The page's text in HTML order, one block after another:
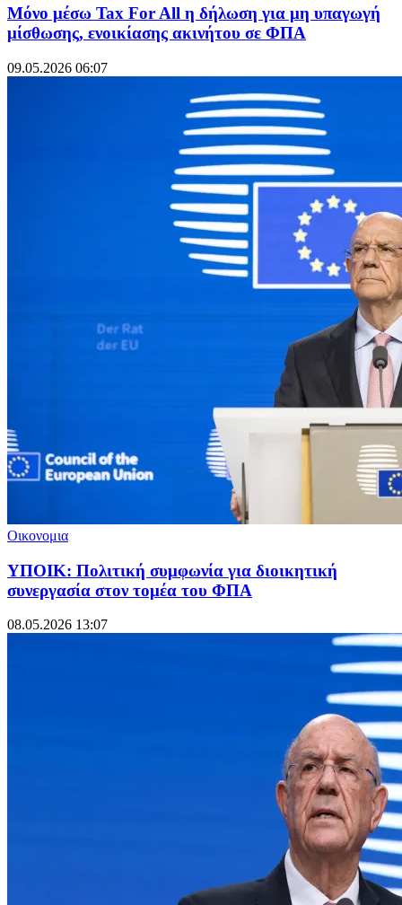
Μόνο μέσω Tax For All η δήλωση για μη υπαγωγή
μίσθωσης, ενοικίασης ακινήτου σε ΦΠΑ
09.05.2026 06:07
Οικονομια
ΥΠΟΙΚ: Πολιτική συμφωνία για διοικητική
συνεργασία στον τομέα του ΦΠΑ
08.05.2026 13:07